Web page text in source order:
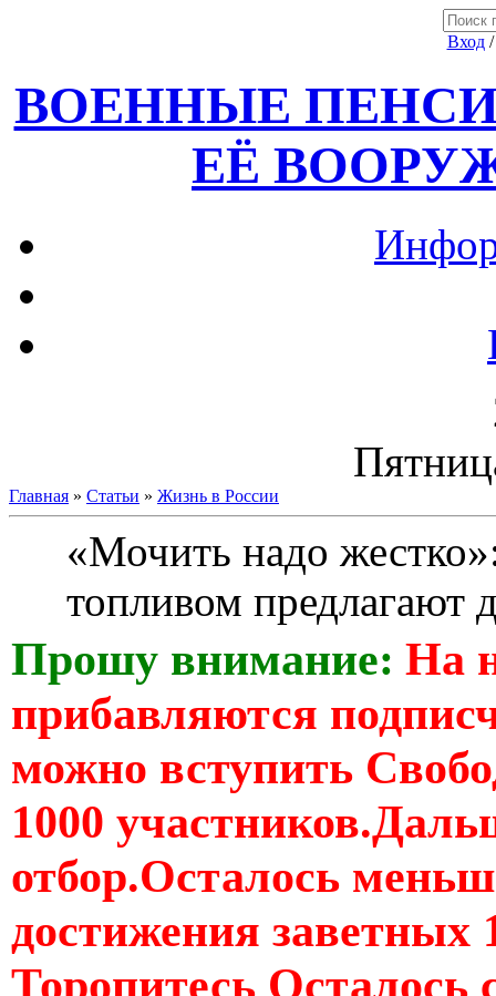
Вход
ВОЕННЫЕ
ЕЁ
Главная » Статьи » Жизнь в России
«Мочить надо
топливом предлагают
Прошу внимание: На
прибавляются
можно вступить
1000
отбор.Осталось
достижения заветных
Торопитесь Осталось